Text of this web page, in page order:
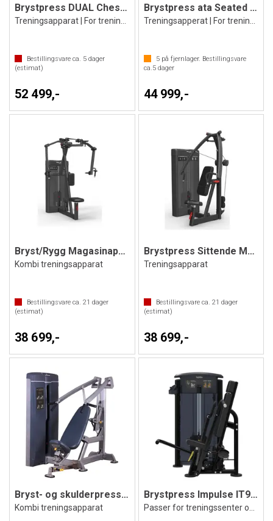
Brystpress DUAL Chest Shoulder Press ata
Bestillingsvare ca. 5 dager
(estimat)
52 499,-
Brystpress ata Seated Chest Press
5på fjernlager. Bestillingsvare
ca.5dager
44 999,-
Bryst/Rygg Magasinapparat
Kombi treningsapparat
Bestillingsvare ca. 21 dager
(estimat)
38 699,-
Brystpress Sittende Magasinapparat
Treningsapparat
Bestillingsvare ca. 21 dager
(estimat)
38 699,-
Bryst- og skulderpress Magasinapparat
Kombi treningsapparat
Brystpress Impulse IT9501